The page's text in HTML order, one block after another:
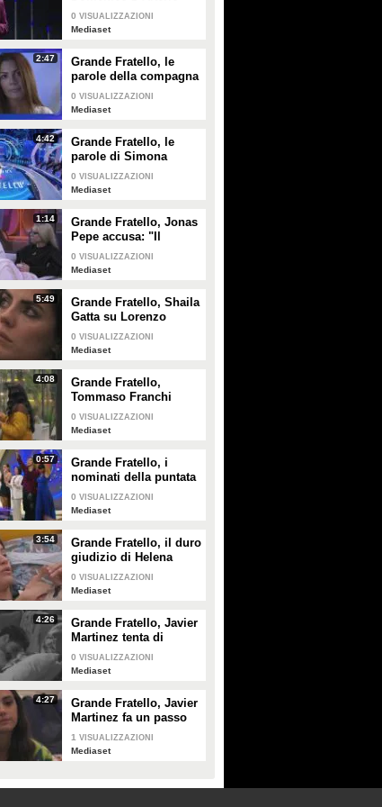
affronta la sua
compagna Valentina
0 VISUALIZZAZIONI
Mediaset
2:47
Grande Fratello, le
parole della compagna
di Domenico D'Alterio
0 VISUALIZZAZIONI
Mediaset
4:42
Grande Fratello, le
parole di Simona
Ventura per Anita
Mazzotta
0 VISUALIZZAZIONI
Mediaset
1:14
Grande Fratello, Jonas
Pepe accusa: "Il
contatto tra alcuni è
strategia"
0 VISUALIZZAZIONI
Mediaset
5:49
Grande Fratello, Shaila
Gatta su Lorenzo
Spolverato: "Non
siamo più noi due, è
0 VISUALIZZAZIONI
Mediaset
4:08
Grande Fratello,
Tommaso Franchi
spiega a Shaila Gatta
le ragioni del
Spolverato
0 VISUALIZZAZIONI
Mediaset
0:57
Grande Fratello, i
nominati della puntata
di giovedì 30 gennaio
0 VISUALIZZAZIONI
Mediaset
3:54
Grande Fratello, il duro
giudizio di Helena
Prestes su Zeudi Di
Palma e Javier
0 VISUALIZZAZIONI
Mediaset
4:26
Grande Fratello, Javier
Martinez tenta di
confortare Zeudi Di
Palma
0 VISUALIZZAZIONI
Mediaset
4:27
Grande Fratello, Javier
Martinez fa un passo
indietro con Zeudi Di
Palma
1 VISUALIZZAZIONI
Mediaset
157• diMediaset